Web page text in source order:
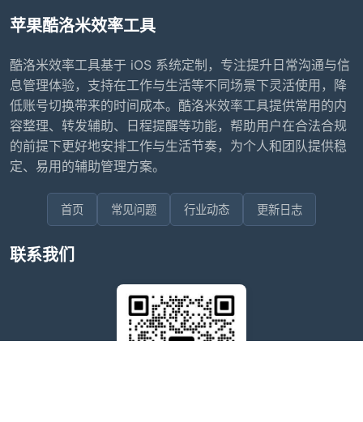
苹果酷洛米效率工具
酷洛米效率工具基于 iOS 系统定制，专注提升日常沟通与信
息管理体验，支持在工作与生活等不同场景下灵活使用，降
低账号切换带来的时间成本。酷洛米效率工具提供常用的内
容整理、转发辅助、日程提醒等功能，帮助用户在合法合规
的前提下更好地安排工作与生活节奏，为个人和团队提供稳
定、易用的辅助管理方案。
首页 常见问题 行业动态 更新日志
联系我们